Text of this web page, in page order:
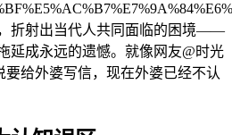
折射出当代人共同面临的困境——
延成永远的遗憾。就像网友@时光
给外婆写信，现在外婆已经不认